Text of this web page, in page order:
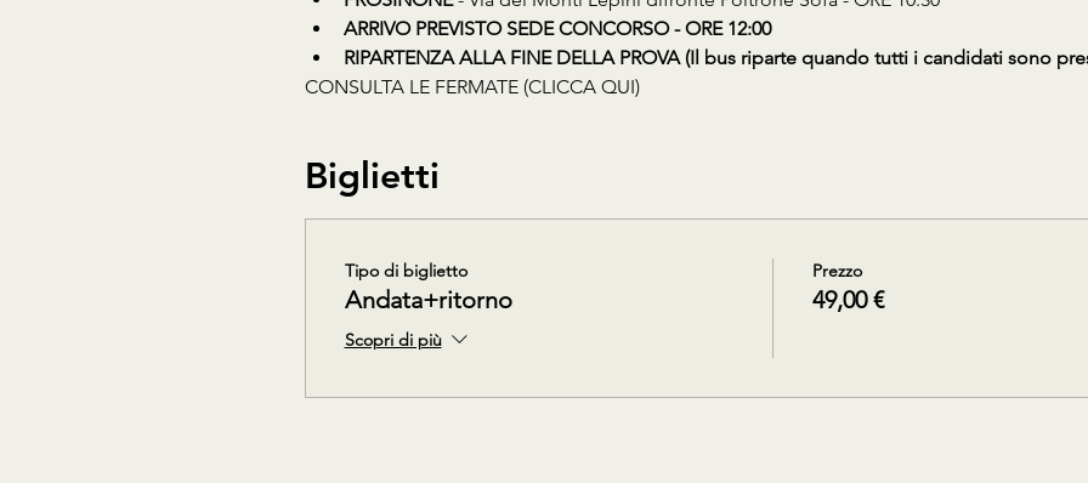
ARRIVO PREVISTO SEDE CONCORSO - ORE 12:00
RIPARTENZA ALLA FINE DELLA PROVA (Il bus riparte quando tutti i candidati sono
CONSULTA LE FERMATE (CLICCA QUI)
Biglietti
Tipo di biglietto
Andata+ritorno
Scopri di più
Prezzo
49,00 €